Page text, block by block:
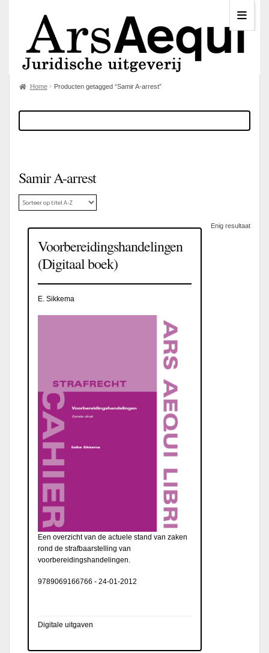
Home Producten getagged “Samir A-arrest”
Samir A-arrest
Enig resultaat
Voorbereidingshandelingen
(Digitaal boek)
E. Sikkema
Een overzicht van de actuele stand van zaken
rond de strafbaarstelling van
voorbereidingshandelingen.
9789069166766 - 24-01-2012
Digitale uitgaven